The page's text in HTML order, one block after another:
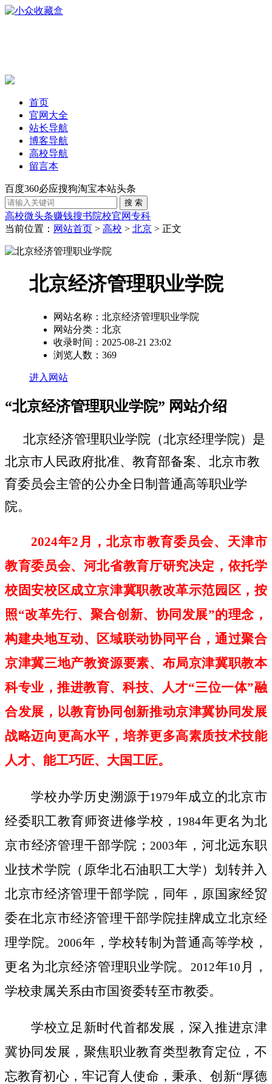
首页
官网大全
站长导航
博客导航
高校导航
留言本
百度360必应搜狗淘宝本站头条
高校微头条赚钱搜书院校官网专科
当前位置： 网站首页 > 高校 > 北京 > 正文
北京经济管理职业学院
网站名称： 北京经济管理职业学院
网站分类： 北京
收录时间： 2025-08-21 23:02
浏览人数： 369
进入网站
“北京经济管理职业学院” 网站介绍
北京经济管理职业学院（北京经理学院）是
北京市人民政府批准、教育部备案、北京市教
育委员会主管的公办全日制普通高等职业学
院。
2024年2月，北京市教育委员会、天津市
教育委员会、河北省教育厅研究决定，依托学
校固安校区成立京津冀职教改革示范园区，按
照“改革先行、聚合创新、协同发展”的理念，
构建央地互动、区域联动协同平台，通过聚合
京津冀三地产教资源要素、布局京津冀职教本
科专业，推进教育、科技、人才“三位一体”融
合发展，以教育协同创新推动京津冀协同发展
战略迈向更高水平，培养更多高素质技术技能
人才、能工巧匠、大国工匠。
学校办学历史溯源于1979年成立的北京市
经委职工教育师资进修学校， 1984年更名为北
京市经济管理干部学院； 2003年，河北远东职
业技术学院（原华北石油职工大学）划转并入
北京市经济管理干部学院，同年，原国家经贸
委在北京市经济管理干部学院挂牌成立北京经
理学院。
2006年，学校转制为普通高等学校，
更名为北京经济管理职业学院。
2012年10 月，
学校隶属关系由市国资委转至市教委。
学校立足新时代首都发展， 深入推进京津
冀协同发展， 聚焦职业教育类型教育定位，不
忘教育初心，牢记育人使命，秉承、创新“厚德